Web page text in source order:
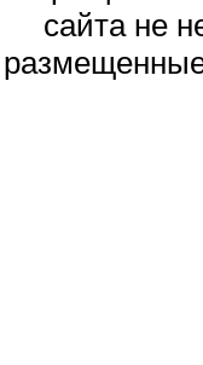
сайта не